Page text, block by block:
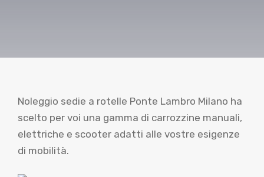
Noleggio sedie a rotelle Ponte Lambro Milano ha
scelto per voi una gamma di carrozzine manuali,
elettriche e scooter adatti alle vostre esigenze
di mobilità.